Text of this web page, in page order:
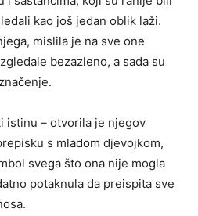
kao još jedan oblik laži.
mislila je na sve one
bezazleno, a sada su
istinu – otvorila je njegov
s mladom djevojkom,
svega što ona nije mogla
potaknula da preispita sve